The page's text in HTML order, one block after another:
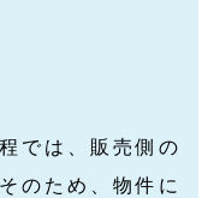
では、販売側の
のため、物件に